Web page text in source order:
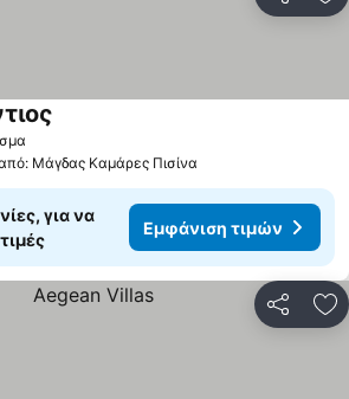
Μάγδας Καμάρες Πισίνα
για να
Εμφάνιση τιμών